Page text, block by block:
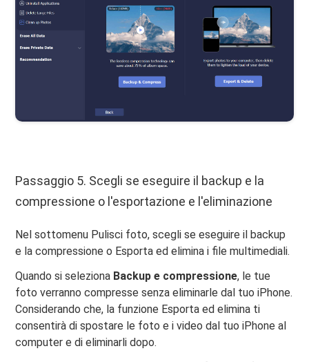
Passaggio 5. Scegli se eseguire il backup e la
compressione o l'esportazione e l'eliminazione
Nel sottomenu Pulisci foto, scegli se eseguire il backup
e la compressione o Esporta ed elimina i file multimediali.
Quando si seleziona Backup e compressione, le tue
foto verranno compresse senza eliminarle dal tuo iPhone.
Considerando che, la funzione Esporta ed elimina ti
consentirà di spostare le foto e i video dal tuo iPhone al
computer e di eliminarli dopo.